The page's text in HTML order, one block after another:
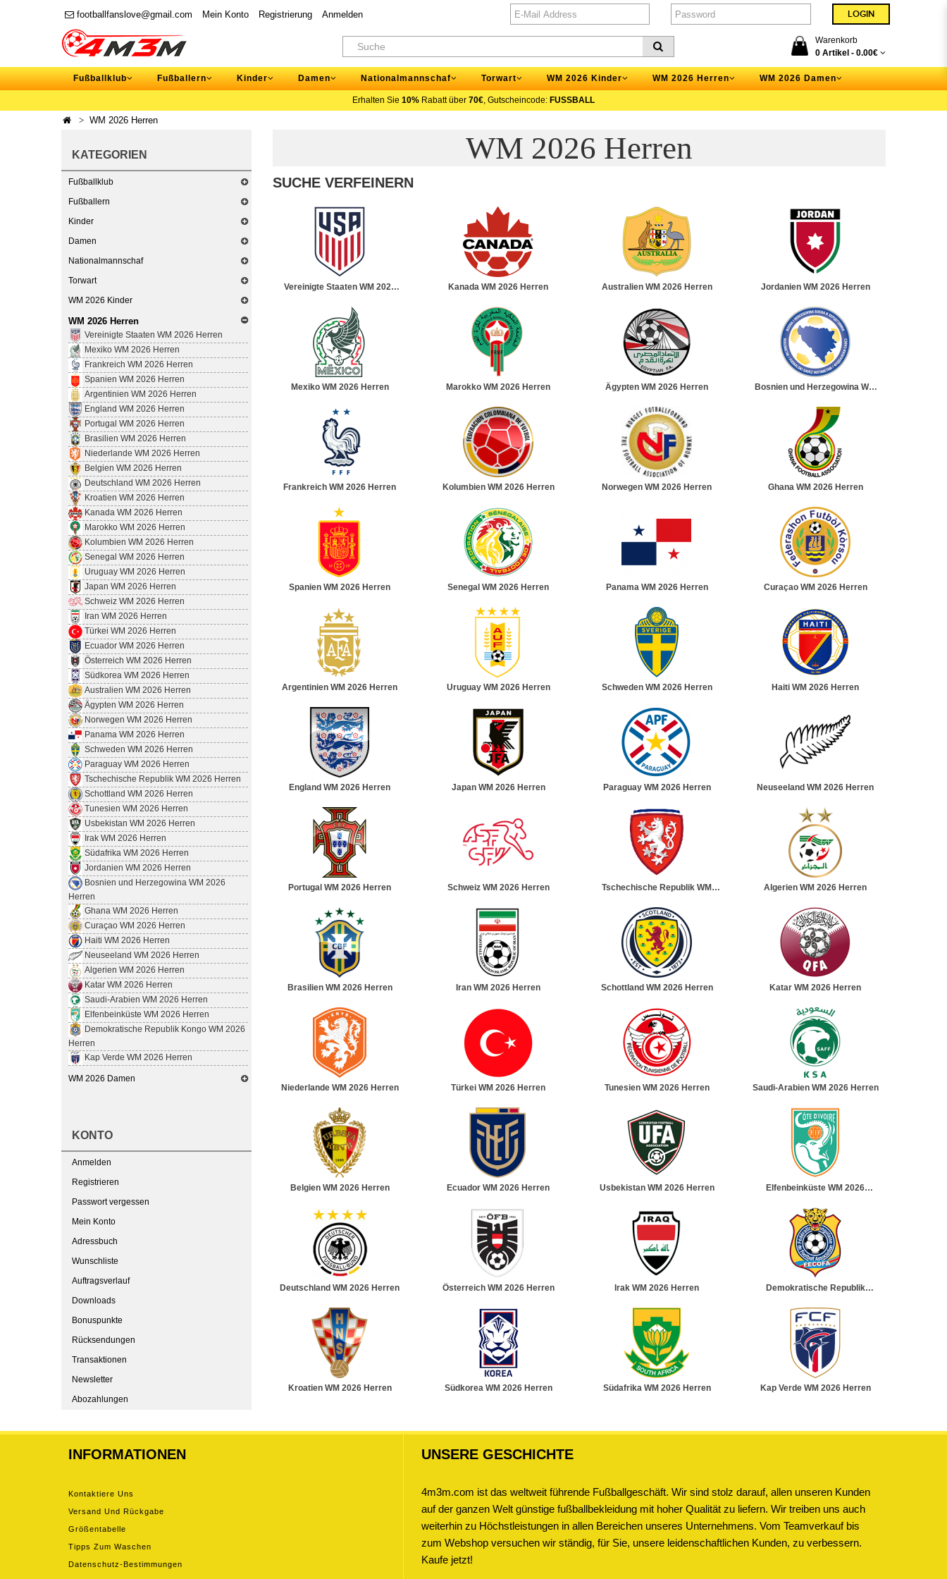
footballfanslove@gmail.com Mein Konto Registrierung Anmelden
Warenkorb
0 Artikel - 0.00€
Fußballklub Fußballern Kinder Damen Nationalmannschaf Torwart WM 2026 Kinder WM 2026 Herren WM 2026 Damen
Erhalten Sie 10% Rabatt über 70€, Gutscheincode: FUSSBALL
WM 2026 Herren
KATEGORIEN
Fußballklub
Fußballern
Kinder
Damen
Nationalmannschaf
Torwart
WM 2026 Kinder
WM 2026 Herren
Vereinigte Staaten WM 2026 Herren
Mexiko WM 2026 Herren
Frankreich WM 2026 Herren
Spanien WM 2026 Herren
Argentinien WM 2026 Herren
England WM 2026 Herren
Portugal WM 2026 Herren
Brasilien WM 2026 Herren
Niederlande WM 2026 Herren
Belgien WM 2026 Herren
Deutschland WM 2026 Herren
Kroatien WM 2026 Herren
Kanada WM 2026 Herren
Marokko WM 2026 Herren
Kolumbien WM 2026 Herren
Senegal WM 2026 Herren
Uruguay WM 2026 Herren
Japan WM 2026 Herren
Schweiz WM 2026 Herren
Iran WM 2026 Herren
Türkei WM 2026 Herren
Ecuador WM 2026 Herren
Österreich WM 2026 Herren
Südkorea WM 2026 Herren
Australien WM 2026 Herren
Ägypten WM 2026 Herren
Norwegen WM 2026 Herren
Panama WM 2026 Herren
Schweden WM 2026 Herren
Paraguay WM 2026 Herren
Tschechische Republik WM 2026 Herren
Schottland WM 2026 Herren
Tunesien WM 2026 Herren
Usbekistan WM 2026 Herren
Irak WM 2026 Herren
Südafrika WM 2026 Herren
Jordanien WM 2026 Herren
Bosnien und Herzegowina WM 2026
Herren
Ghana WM 2026 Herren
Curaçao WM 2026 Herren
Haiti WM 2026 Herren
Neuseeland WM 2026 Herren
Algerien WM 2026 Herren
Katar WM 2026 Herren
Saudi-Arabien WM 2026 Herren
Elfenbeinküste WM 2026 Herren
Demokratische Republik Kongo WM 2026
Herren
Kap Verde WM 2026 Herren
WM 2026 Damen
KONTO
Anmelden
Registrieren
Passwort vergessen
Mein Konto
Adressbuch
Wunschliste
Auftragsverlauf
Downloads
Bonuspunkte
Rücksendungen
Transaktionen
Newsletter
Abozahlungen
WM 2026 Herren
SUCHE VERFEINERN
Vereinigte Staaten WM 2026
Mexiko WM 2026 Herren
Frankreich WM 2026 Herren
Spanien WM 2026 Herren
Argentinien WM 2026 Herren
England WM 2026 Herren
Portugal WM 2026 Herren
Brasilien WM 2026 Herren
Niederlande WM 2026 Herren
Belgien WM 2026 Herren
Deutschland WM 2026 Herren
Kroatien WM 2026 Herren
Kanada WM 2026 Herren
Marokko WM 2026 Herren
Kolumbien WM 2026 Herren
Senegal WM 2026 Herren
Uruguay WM 2026 Herren
Japan WM 2026 Herren
Schweiz WM 2026 Herren
Iran WM 2026 Herren
Türkei WM 2026 Herren
Ecuador WM 2026 Herren
Österreich WM 2026 Herren
Südkorea WM 2026 Herren
Australien WM 2026 Herren
Ägypten WM 2026 Herren
Norwegen WM 2026 Herren
Panama WM 2026 Herren
Schweden WM 2026 Herren
Paraguay WM 2026 Herren
Tschechische Republik WM
Schottland WM 2026 Herren
Tunesien WM 2026 Herren
Usbekistan WM 2026 Herren
Irak WM 2026 Herren
Südafrika WM 2026 Herren
Jordanien WM 2026 Herren
Bosnien und Herzegowina WM
Ghana WM 2026 Herren
Curaçao WM 2026 Herren
Haiti WM 2026 Herren
Neuseeland WM 2026 Herren
Algerien WM 2026 Herren
Katar WM 2026 Herren
Saudi-Arabien WM 2026 Herren
Elfenbeinküste WM 2026
Demokratische Republik
Kap Verde WM 2026 Herren
INFORMATIONEN
Kontaktiere Uns
Versand Und Rückgabe
Größentabelle
Tipps Zum Waschen
Datenschutz-Bestimmungen
UNSERE GESCHICHTE
4m3m.com ist das weltweit führende Fußballgeschäft. Wir sind stolz darauf, allen unseren Kunden
auf der ganzen Welt günstige fußballbekleidung mit hoher Qualität zu liefern. Wir treiben uns auch
weiterhin zu Höchstleistungen in allen Bereichen unseres Unternehmens. Vom Teamverkauf bis
zum Webshop versuchen wir ständig, für Sie, unsere leidenschaftlichen Kunden, zu verbessern.
Kaufe jetzt!